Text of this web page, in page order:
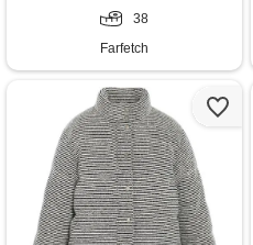
38
Farfetch